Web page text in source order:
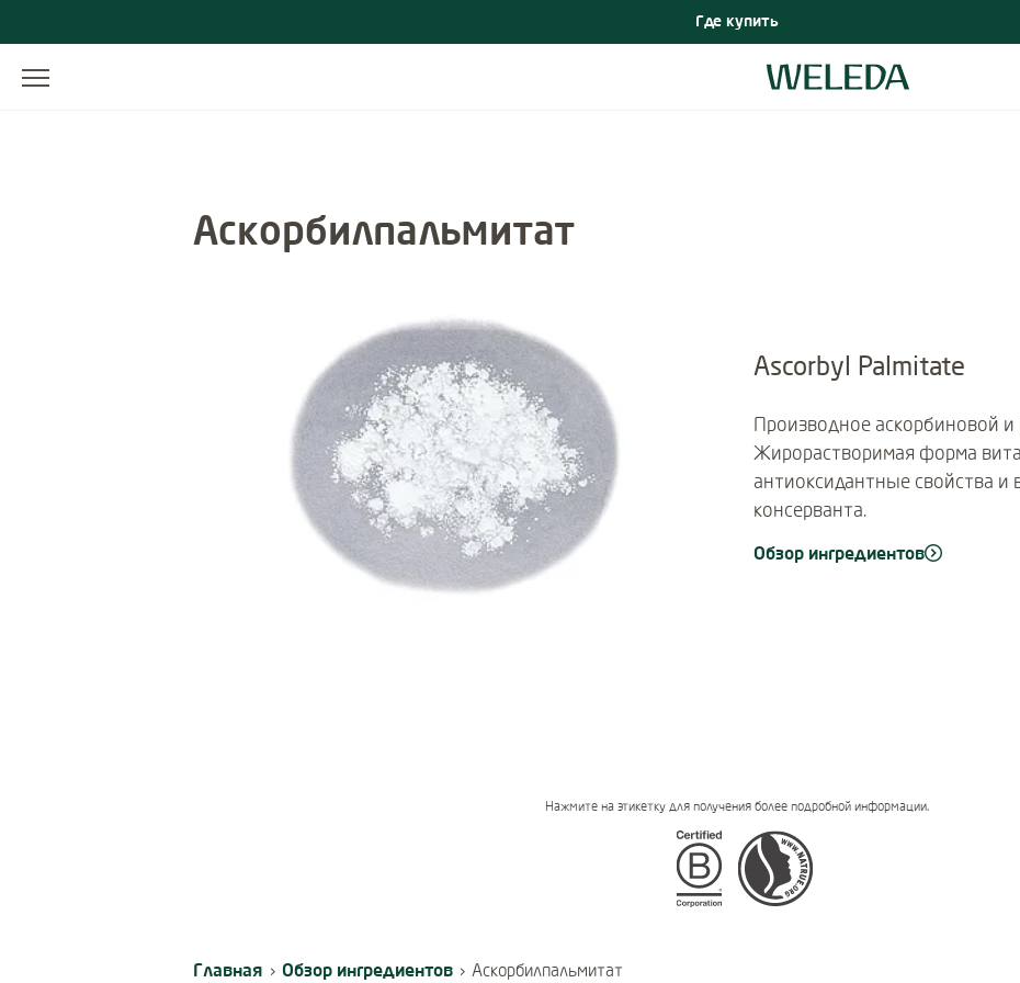
Где купить
Аскорбилпальмитат
Ascorbyl Palmitate
Производное аскорбиновой
Жирорастворимая форма
антиоксидантные свойства и
консерванта.
Обзор ингредиентов
Certifications
Нажмите на этикетку для получения более подробной информации.
Главная › Обзор ингредиентов › Аскорбилпальмитат